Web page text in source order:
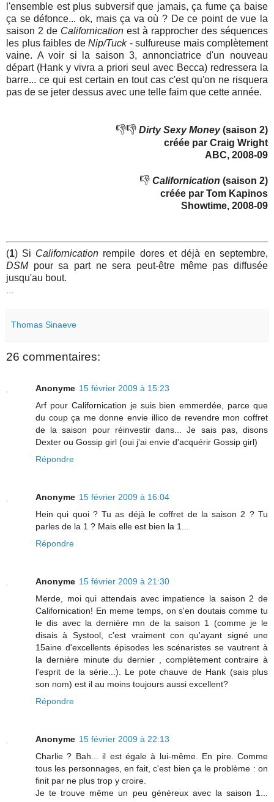
l'ensemble est plus subversif que jamais, ça fume ça baise
ça se défonce... ok, mais ça va où ? De ce point de vue la
saison 2 de Californication est à rapprocher des séquences
les plus faibles de Nip/Tuck- sulfureuse mais complètement
vaine. A voir si la saison 3, annonciatrice d'un nouveau
départ (Hank y vivra a priori seul avec Becca) redressera la
barre... ce qui est certain en tout cas c'est qu'on ne risquera
pas de se jeter dessus avec une telle faim que cette année.
👎👎 Dirty Sexy Money(saison 2)
créée par Craig Wright
ABC, 2008-09
👎 Californication (saison 2)
créée par Tom Kapinos
Showtime, 2008-09
(1) Si Californication rempile dores et déjà en septembre,
DSMpour sa part ne sera peut-être même pas diffusée
jusqu'au bout.
...
Thomas Sinaeve
26 commentaires:
Anonyme 15 février 2009 à 15:23
Arf pour Californication je suis bien emmerdée, parce que
du coup ça me donne envie illico de revendre mon coffret
de la saison pour réinvestir dans... Je sais pas, disons
Dexter ou Gossip girl (oui j'ai envie d'acquérir Gossip girl)
Répondre
Anonyme 15 février 2009 à 16:04
Hein qui quoi ? Tu as déjà le coffret de la saison 2 ? Tu
parles de la 1 ? Mais elle est bien la 1...
Répondre
Anonyme 15 février 2009 à 21:30
Merde, moi qui attendais avec impatience la saison 2 de
Californication! En meme temps, on s'en doutais comme tu
le dis avec la dernière mn de la saison 1 (comme je le
disais à Systool, c'est vraiment con qu'ayant signé une
15aine d'excellents épisodes les scénaristes se vautrent à
la dernière minute du dernier , complètement contraire à
l'esprit de la série...). Le pote chauve de Hank (sais plus
son nom) est il au moins toujours aussi excellent?
Répondre
Anonyme 15 février 2009 à 22:13
Charlie ? Bah... il est égale à lui-même. En pire. Comme
tous les personnages, en fait, c'est bien ça le problème : on
finit par ne plus trop y croire.
Je te trouve même un peu généreux avec la saison 1...